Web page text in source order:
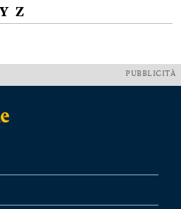
Y Z
PUBBLICITÀ